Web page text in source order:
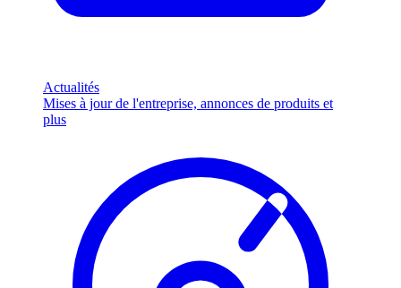
Actualités
Mises à jour de l'entreprise, annonces de produits et
plus